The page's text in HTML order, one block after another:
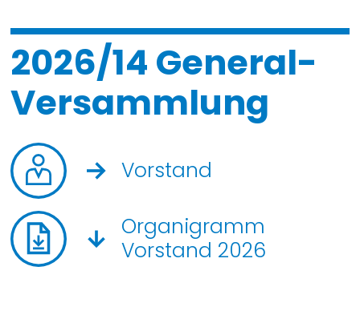
2026/14 General-
Versammlung
Vorstand
Organigramm
Vorstand 2026